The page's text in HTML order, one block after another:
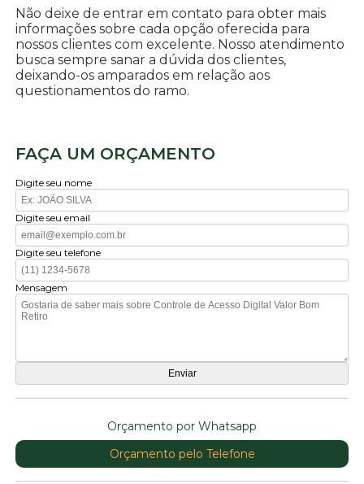
Não deixe de entrar em contato para obter mais
informações sobre cada opção oferecida para
nossos clientes com excelente. Nosso atendimento
busca sempre sanar a dúvida dos clientes,
deixando-os amparados em relação aos
questionamentos do ramo.
FAÇA UM ORÇAMENTO
Digite seu nome
Digite seu email
Digite seu telefone
Mensagem
Orçamento por Whatsapp
Orçamento pelo Telefone